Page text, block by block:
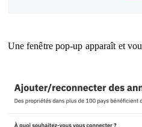
Une fenêtre pop-up apparaît et